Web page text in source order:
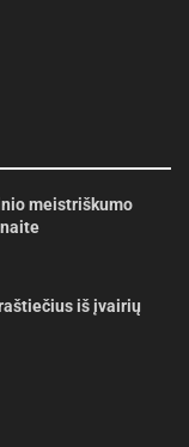
meistriškumo
iš įvairių